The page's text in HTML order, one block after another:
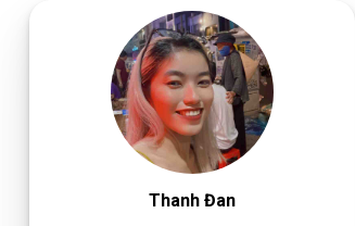
Thanh Đan